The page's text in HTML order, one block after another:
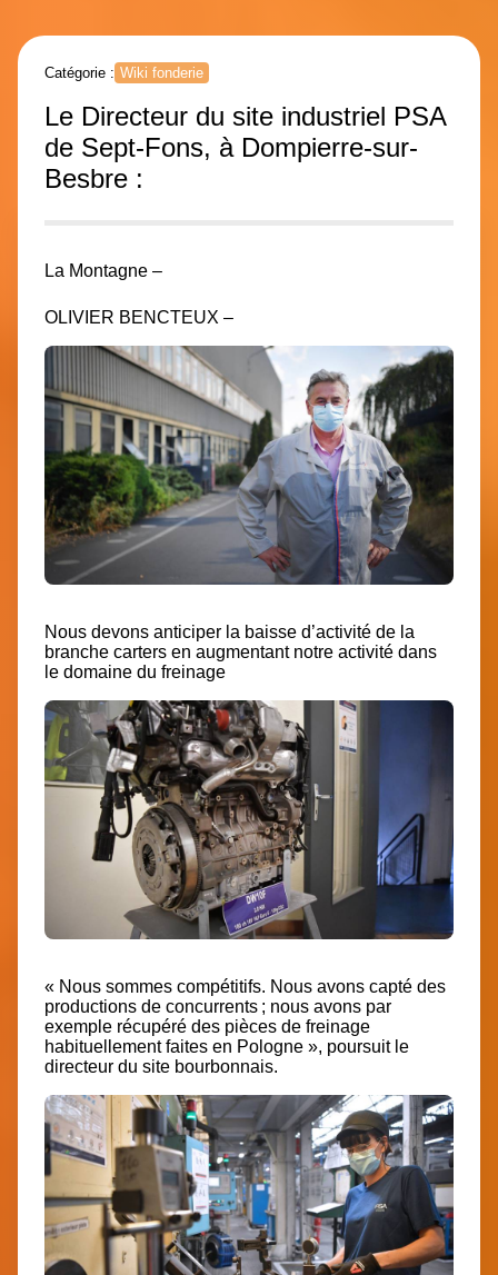
Catégorie : Wiki fonderie
Le Directeur du site industriel PSA
de Sept-Fons, à Dompierre-sur-
Besbre :
La Montagne –
OLIVIER BENCTEUX –
Nous devons anticiper la baisse d’activité de la
branche carters en augmentant notre activité dans
le domaine du freinage
« Nous sommes compétitifs. Nous avons capté des
productions de concurrents ; nous avons par
exemple récupéré des pièces de freinage
habituellement faites en Pologne », poursuit le
directeur du site bourbonnais.